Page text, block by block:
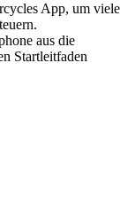
App, um viele
aus die
Startleitfaden